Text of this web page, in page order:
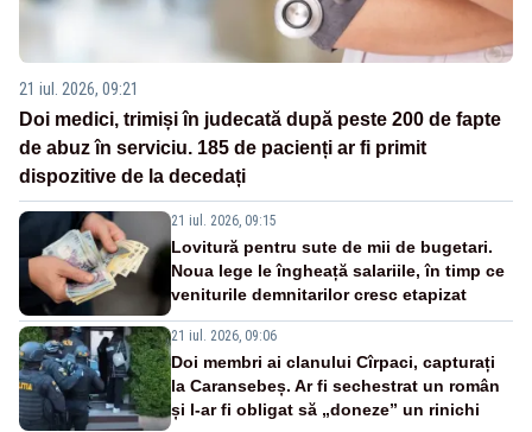
21 iul. 2026, 09:21
Doi medici, trimiși în judecată după peste 200 de fapte
de abuz în serviciu. 185 de pacienți ar fi primit
dispozitive de la decedați
21 iul. 2026, 09:15
Lovitură pentru sute de mii de bugetari.
Noua lege le îngheață salariile, în timp ce
veniturile demnitarilor cresc etapizat
21 iul. 2026, 09:06
Doi membri ai clanului Cîrpaci, capturați
la Caransebeș. Ar fi sechestrat un român
și l-ar fi obligat să „doneze” un rinichi